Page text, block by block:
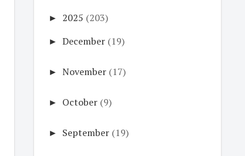
► 2025 (203)
► December (19)
► November (17)
► October (9)
► September (19)